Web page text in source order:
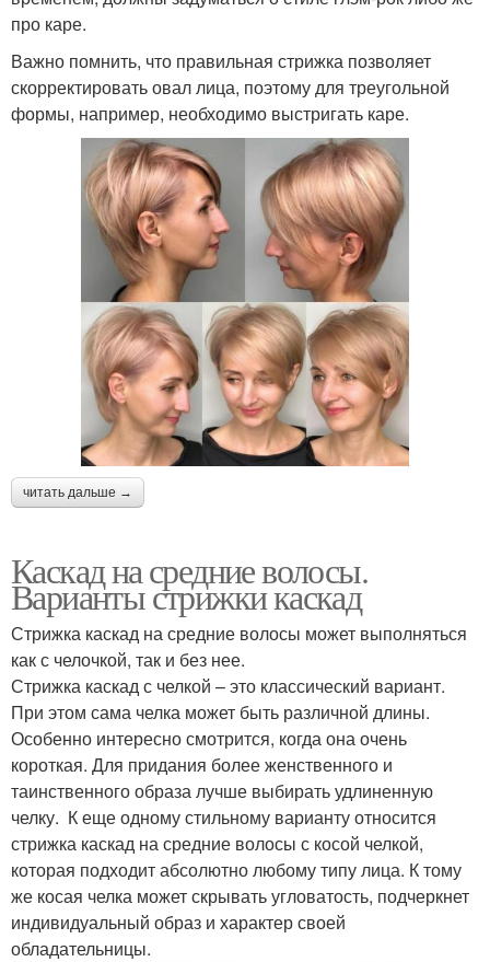
про каре.
Важно помнить, что правильная стрижка позволяет
скорректировать овал лица, поэтому для треугольной
формы, например, необходимо выстригать каре.
читать дальше →
Каскад на средние волосы.
Варианты стрижки каскад
Стрижка каскад на средние волосы может выполняться
как с челочкой, так и без нее.
Стрижка каскад с челкой – это классический вариант.
При этом сама челка может быть различной длины.
Особенно интересно смотрится, когда она очень
короткая. Для придания более женственного и
таинственного образа лучше выбирать удлиненную
челку. К еще одному стильному варианту относится
стрижка каскад на средние волосы с косой челкой,
которая подходит абсолютно любому типу лица. К тому
же косая челка может скрывать угловатость, подчеркнет
индивидуальный образ и характер своей
обладательницы.